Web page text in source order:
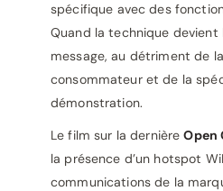
spécifique avec des
Quand la technique devient
message, au détriment de
consommateur et de la
démonstration.
Le film sur la dernièreOpen
la présence d’un hotspot
communications de la